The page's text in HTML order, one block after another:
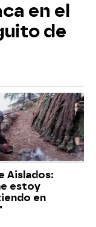
en el
de
Aislados:
estoy
en